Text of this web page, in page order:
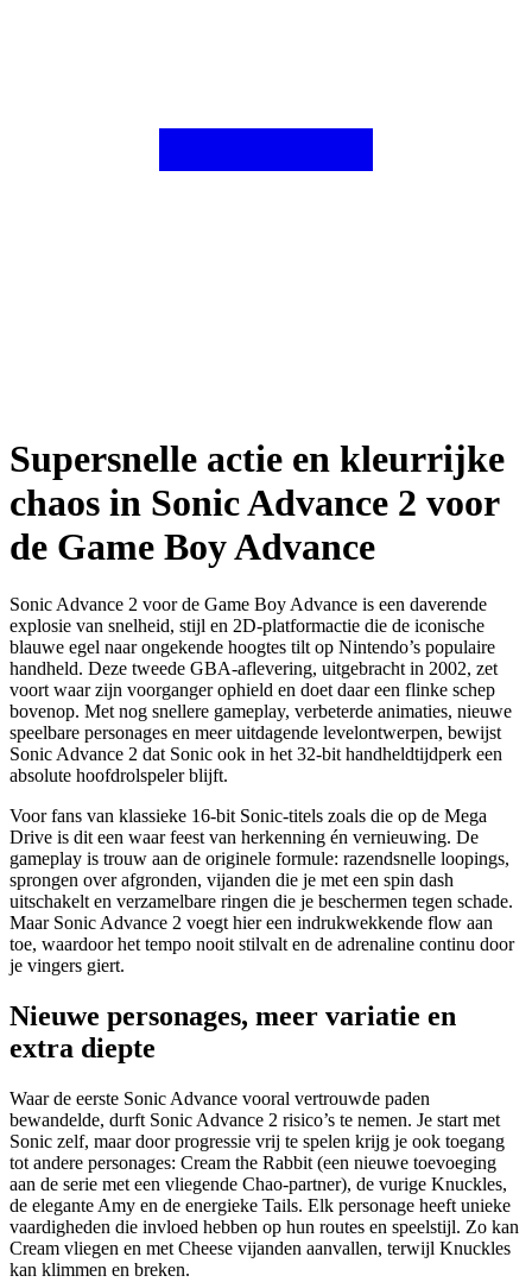
Supersnelle actie en kleurrijke
chaos in Sonic Advance 2 voor
de Game Boy Advance
Sonic Advance 2 voor de Game Boy Advance is een daverende
explosie van snelheid, stijl en 2D-platformactie die de iconische
blauwe egel naar ongekende hoogtes tilt op Nintendo’s populaire
handheld. Deze tweede GBA-aflevering, uitgebracht in 2002, zet
voort waar zijn voorganger ophield en doet daar een flinke schep
bovenop. Met nog snellere gameplay, verbeterde animaties, nieuwe
speelbare personages en meer uitdagende levelontwerpen, bewijst
Sonic Advance 2 dat Sonic ook in het 32-bit handheldtijdperk een
absolute hoofdrolspeler blijft.
Voor fans van klassieke 16-bit Sonic-titels zoals die op de Mega
Drive is dit een waar feest van herkenning én vernieuwing. De
gameplay is trouw aan de originele formule: razendsnelle loopings,
sprongen over afgronden, vijanden die je met een spin dash
uitschakelt en verzamelbare ringen die je beschermen tegen schade.
Maar Sonic Advance 2 voegt hier een indrukwekkende flow aan
toe, waardoor het tempo nooit stilvalt en de adrenaline continu door
je vingers giert.
Nieuwe personages, meer variatie en
extra diepte
Waar de eerste Sonic Advance vooral vertrouwde paden
bewandelde, durft Sonic Advance 2 risico’s te nemen. Je start met
Sonic zelf, maar door progressie vrij te spelen krijg je ook toegang
tot andere personages: Cream the Rabbit (een nieuwe toevoeging
aan de serie met een vliegende Chao-partner), de vurige Knuckles,
de elegante Amy en de energieke Tails. Elk personage heeft unieke
vaardigheden die invloed hebben op hun routes en speelstijl. Zo kan
Cream vliegen en met Cheese vijanden aanvallen, terwijl Knuckles
kan klimmen en breken.